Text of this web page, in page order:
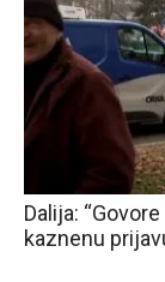
Dalija:
kaznenu